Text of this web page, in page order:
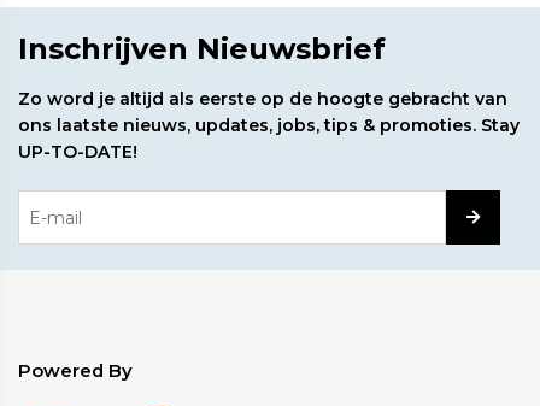
Inschrijven Nieuwsbrief
Zo word je altijd als eerste op de hoogte gebracht van
ons laatste nieuws, updates, jobs, tips & promoties. Stay
UP-TO-DATE!
Powered By